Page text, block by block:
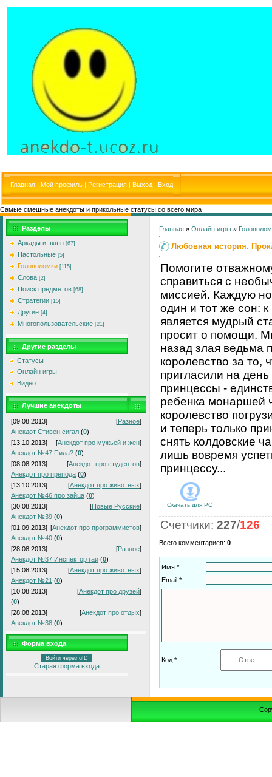
Главная | Мой профиль | Регистрация | Выход | Вход
Самые смешные анекдоты и прикольные статусы со всего мира
Разделы
Аркады и экшн [67]
Настольные [5]
Головоломки [115]
Слова [2]
Поиск предметов [68]
Стратегии [15]
Другие [4]
Многопользовательские [21]
Другие разделы
Статусы
Онлайн игры
Видео
Лучшие анекдоты
[09.08.2013] [Разное]
Анекдот Стивен сигал (0)
[13.10.2013]
[Анекдот про мужьей и жен]
Анекдот №47 Пила? (0)
[08.08.2013]
[Анекдот про студентов]
Анекдот про препода (0)
[13.10.2013]
[Анекдот про животных]
Анекдот №46 про зайца (0)
[30.08.2013]
[Новые Русские]
Анекдот №39 (0)
[01.09.2013] [Анекдот про программистов]
Анекдот №40 (0)
[28.08.2013]
[Разное]
Анекдот №37 Инспектор гаи (0)
[15.08.2013]
[Анекдот про животных]
Анекдот №21 (0)
[10.08.2013]
[Анекдот про друзей]
(0)
[28.08.2013]
[Анекдот про отдых]
Анекдот №38 (0)
Форма входа
Войти через uID
Старая форма входа
Главная » Онлайн игры »
Любовная история.
Помогите
справиться с
миссией. Каждую
один и тот же сон:
является мудрый
просит о помощи.
назад злая ведьма
королевство за то,
пригласили на
принцессы -
ребенка монаршей
королевство
и теперь только
снять колдовские
лишь вовремя
принцессу...
Скачать для PC
Счетчики: 227/126
Всего комментариев: 0
Имя *:
Email *:
Код *: